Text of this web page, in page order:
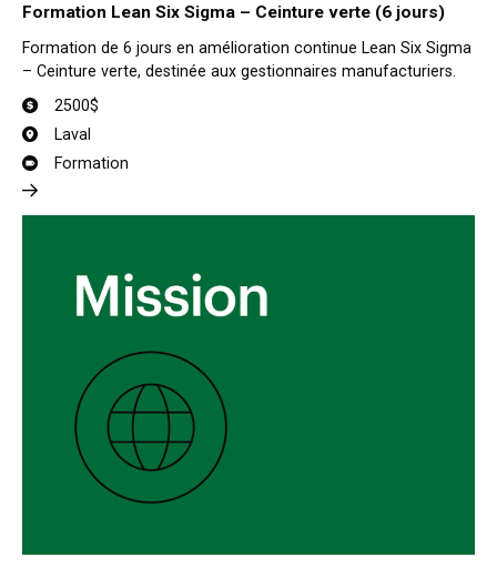
Formation Lean Six Sigma – Ceinture verte (6 jours)
Formation de 6 jours en amélioration continue Lean Six Sigma
– Ceinture verte, destinée aux gestionnaires manufacturiers.
2500$
Laval
Formation